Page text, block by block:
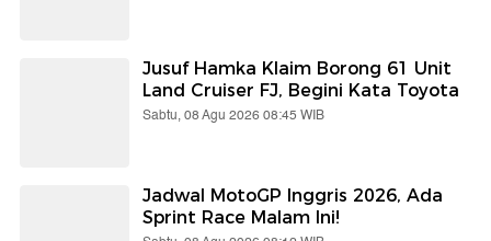
Jusuf Hamka Klaim Borong 61 Unit
Land Cruiser FJ, Begini Kata Toyota
Sabtu, 08 Agu 2026 08:45 WIB
Jadwal MotoGP Inggris 2026, Ada
Sprint Race Malam Ini!